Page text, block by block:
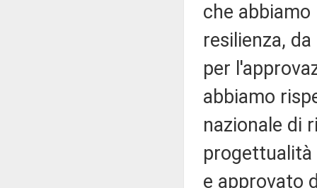
che
resilienza,
per
abbiamo
nazionale di
progettualità
e approvato